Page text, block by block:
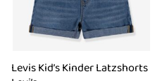
Levis Kid’s Kinder Latzshorts